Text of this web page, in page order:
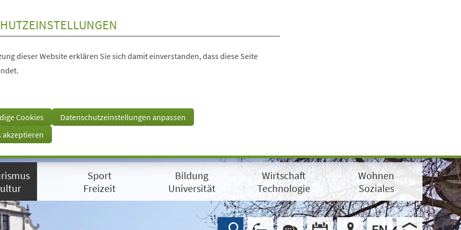
dieser Website erklären Sie sich damit einverstanden, dass diese Seite
Cookies
Datenschutzeinstellungen anpassen
akzeptieren
Sport
Freizeit
Bildung
Universität
Wirtschaft
Technologie
Wohnen
Soziales